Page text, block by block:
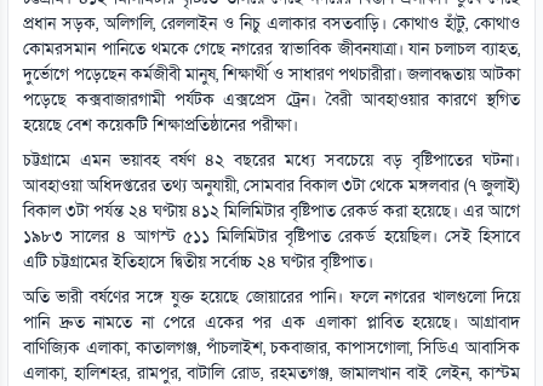
প্রধান সড়ক, অলিগলি, রেললাইন ও নিচু এলাকার বসতবাড়ি। কোথাও হাঁটু, কোথাও
কোমরসমান পানিতে থমকে গেছে নগরের স্বাভাবিক জীবনযাত্রা। যান চলাচল ব্যাহত,
দুর্ভোগে পড়েছেন কর্মজীবী মানুষ, শিক্ষার্থী ও সাধারণ পথচারীরা। জলাবদ্ধতায় আটকা
পড়েছে কক্সবাজারগামী পর্যটক এক্সপ্রেস ট্রেন। বৈরী আবহাওয়ার কারণে স্থগিত
হয়েছে বেশ কয়েকটি শিক্ষাপ্রতিষ্ঠানের পরীক্ষা।
চট্টগ্রামে এমন ভয়াবহ বর্ষণ ৪২ বছরের মধ্যে সবচেয়ে বড় বৃষ্টিপাতের ঘটনা।
আবহাওয়া অধিদপ্তরের তথ্য অনুযায়ী, সোমবার বিকাল ৩টা থেকে মঙ্গলবার (৭ জুলাই)
বিকাল ৩টা পর্যন্ত ২৪ ঘণ্টায় ৪১২ মিলিমিটার বৃষ্টিপাত রেকর্ড করা হয়েছে। এর আগে
১৯৮৩ সালের ৪ আগস্ট ৫১১ মিলিমিটার বৃষ্টিপাত রেকর্ড হয়েছিল। সেই হিসাবে
এটি চট্টগ্রামের ইতিহাসে দ্বিতীয় সর্বোচ্চ ২৪ ঘণ্টার বৃষ্টিপাত।
অতি ভারী বর্ষণের সঙ্গে যুক্ত হয়েছে জোয়ারের পানি। ফলে নগরের খালগুলো দিয়ে
পানি দ্রুত নামতে না পেরে একের পর এক এলাকা প্লাবিত হয়েছে। আগ্রাবাদ
বাণিজ্যিক এলাকা, কাতালগঞ্জ, পাঁচলাইশ, চকবাজার, কাপাসগোলা, সিডিএ আবাসিক
এলাকা, হালিশহর, রামপুর, বাটালি রোড, রহমতগঞ্জ, জামালখান বাই লেইন, কাস্টম